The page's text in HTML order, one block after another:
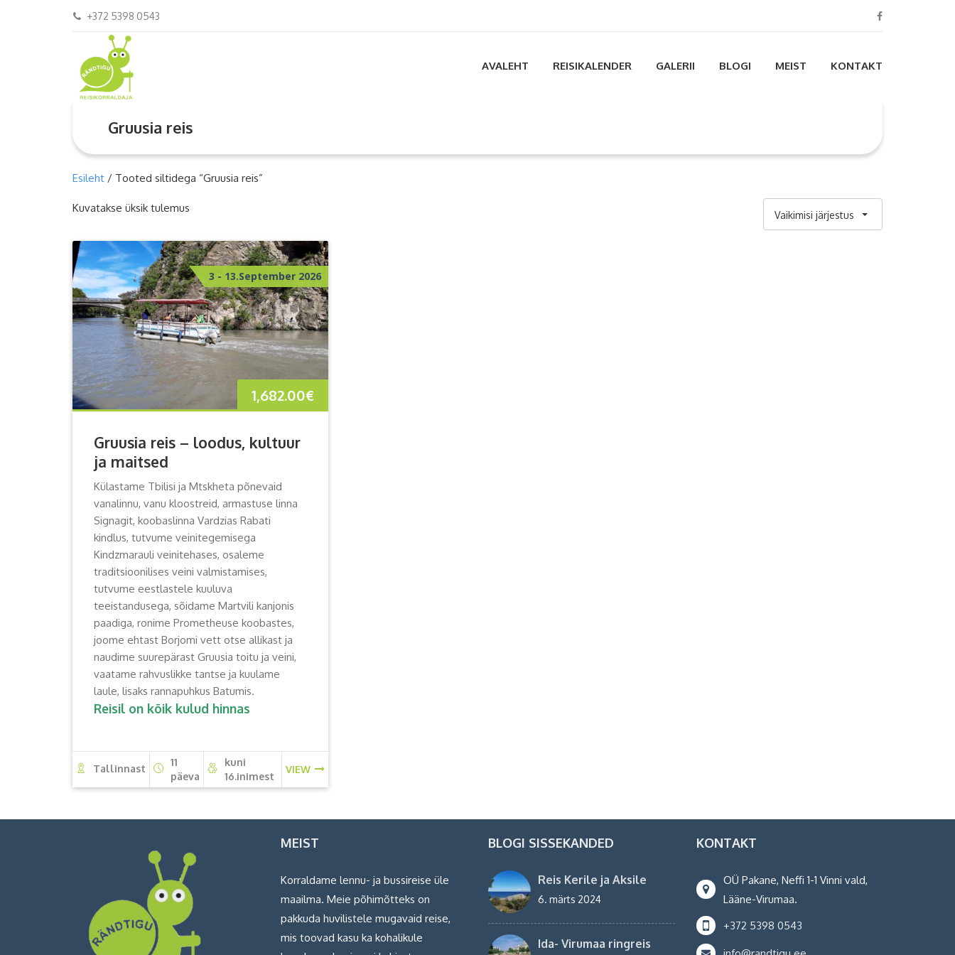
+372 5398 0543
AVALEHT REISIKALENDER GALERII BLOGI MEIST KONTAKT
Gruusia reis
Esileht / Tooted siltidega “Gruusia reis”
Kuvatakse üksik tulemus
Vaikimisi järjestus
3 - 13.September 2026
1,682.00€
Gruusia reis – loodus, kultuur
ja maitsed
Külastame Tbilisi ja Mtskheta põnevaid
vanalinnu, vanu kloostreid, armastuse linna
Signagit, koobaslinna Vardzias Rabati
kindlus, tutvume veinitegemisega
Kindzmarauli veinitehases, osaleme
traditsioonilises veini valmistamises,
tutvume eestlastele kuuluva
teeistandusega, sõidame Martvili kanjonis
paadiga, ronime Prometheuse koobastes,
joome ehtast Borjomi vett otse allikast ja
naudime suurepärast Gruusia toitu ja veini,
vaatame rahvuslikke tantse ja kuulame
laule, lisaks rannapuhkus Batumis.
Reisil on kõik kulud hinnas
Tallinnast
11
päeva
kuni
16.inimest
VIEW
MEIST
Korraldame lennu- ja bussireise üle
maailma. Meie põhimõtteks on
pakkuda huvilistele mugavaid reise,
mis toovad kasu ka kohalikule
BLOGI SISSEKANDED
Reis Kerile ja Aksile
6. märts 2024
Ida- Virumaa ringreis
KONTAKT
OÜ Pakane, Neffi 1-1 Vinni vald,
Lääne-Virumaa.
+372 5398 0543